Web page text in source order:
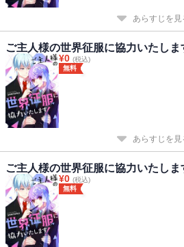
あらすじを見
ご主人様の世界征服に協力いたし
¥0 (税込)
無料
あらすじを見
ご主人様の世界征服に協力いたし
¥0 (税込)
無料